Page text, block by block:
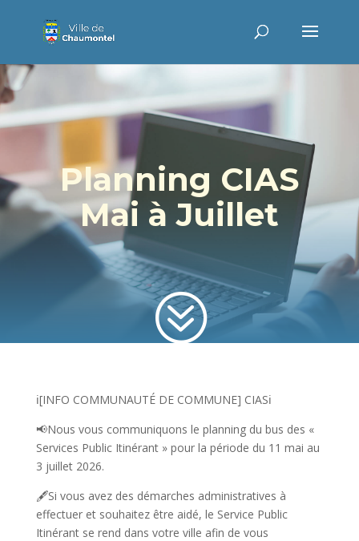
Planning CIAS
Mai à Juillet
?
ℹ️[INFO COMMUNAUTÉ DE COMMUNE] CIASℹ️
📢Nous vous communiquons le planning du bus des «
Services Public Itinérant » pour la période du 11 mai au
3 juillet 2026.
🖋️Si vous avez des démarches administratives à
effectuer et souhaitez être aidé, le Service Public
Itinérant se rend dans votre ville afin de vous